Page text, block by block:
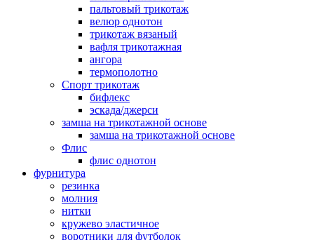
пальтовый трикотаж
велюр однотон
трикотаж вязаный
вафля трикотажная
ангора
термополотно
Спорт трикотаж
бифлекс
эскада/джерси
замша на трикотажной основе
замша на трикотажной основе
Флис
флис однотон
фурнитура
резинка
молния
нитки
кружево эластичное
воротники для футболок